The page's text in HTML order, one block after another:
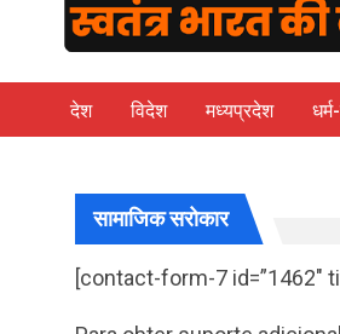
देश विदेश मध्यप्रदेश
सामाजिक सरोकार
[contact-form-7 id=”1462″